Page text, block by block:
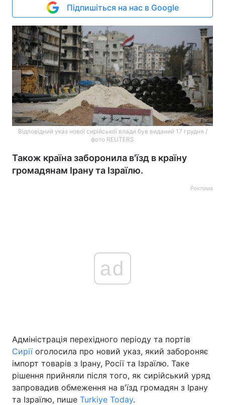
Підпишіться на нас в Google
Відповідний указ нової сирійської влади був виданий 17 грудня /
фото REUTERS
Також країна заборонила в'їзд в країну
громадянам Ірану та Ізраїлю.
Реклама
ad
Адміністрація перехідного періоду та портів
Сиріїоголосила про новий указ, який забороняє
імпорт товарів з Ірану, Росії та Ізраїлю. Таке
рішення прийняли після того, як сирійський уряд
запровадив обмеження на в'їзд громадян з Ірану
та Ізраїлю, пише Turkiye Today.